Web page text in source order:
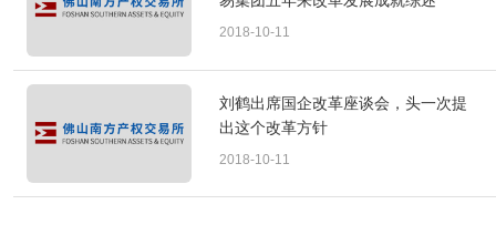
2018-10-11
刘鹤出席国企改革座谈会，头一次提
出这个改革方针
2018-10-11